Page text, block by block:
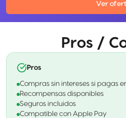
Ver
Pros /
Pros
Compras sin intereses si pagas
Recompensas disponibles
Seguros incluidos
Compatible con Apple Pay